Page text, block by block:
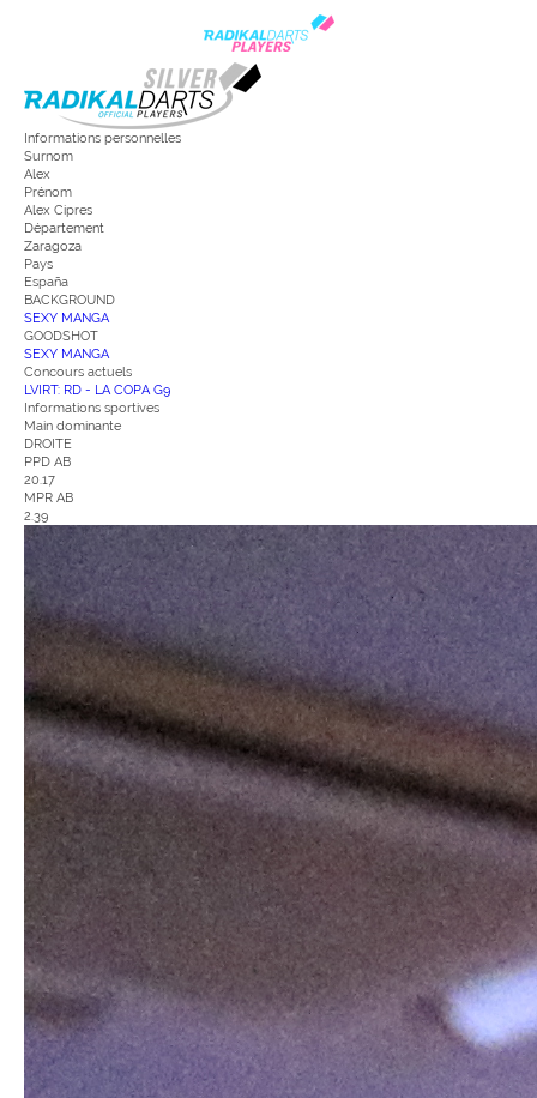
Informations personnelles
Surnom
Alex
Prénom
Alex Cipres
Département
Zaragoza
Pays
España
BACKGROUND
SEXY MANGA
GOODSHOT
SEXY MANGA
Concours actuels
LVIRT: RD - LA COPA G9
Informations sportives
Main dominante
DROITE
PPD AB
20.17
MPR AB
2.39